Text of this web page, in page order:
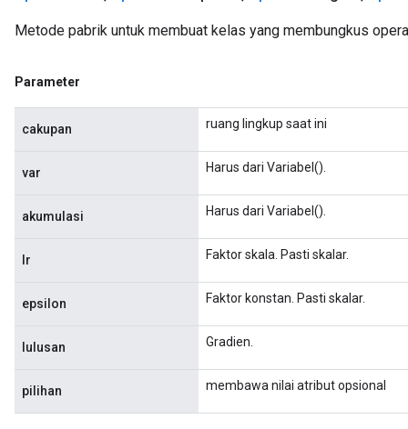
Metode pabrik untuk membuat kelas yang membungkus
Parameter
cakupan ruang lingkup saat ini
var Harus dari Variabel().
akumulasi Harus dari Variabel().
lr Faktor skala. Pasti skalar.
epsilon Faktor konstan. Pasti skalar.
lulusan Gradien.
pilihan membawa nilai atribut opsional